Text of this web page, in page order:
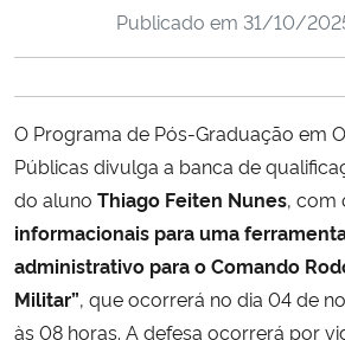
Ministério da Cidadania
Ministério de Minas e Energia
Ministério da Ciência, Tecnologia, Inovações e
Ministério do Meio Ambiente
Ministério do Turismo
Publicado em 31/10/
O Programa de Pós-Graduação em
Públicas divulga a banca de
do aluno Thiago Feiten Nunes, com
informacionais para uma
administrativo para o Comando
Militar”, que ocorrerá no dia 04 de
às 08 horas. A defesa ocorrerá por